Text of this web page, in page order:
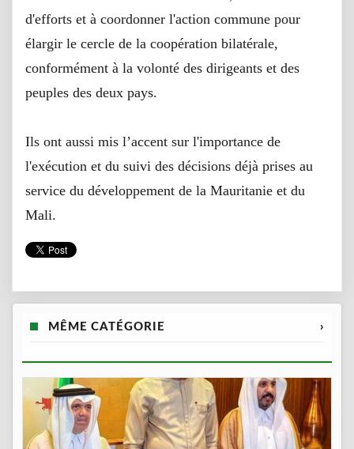
d'efforts et à coordonner l'action commune pour
élargir le cercle de la coopération bilatérale,
conformément à la volonté des dirigeants et des
peuples des deux pays.
Ils ont aussi mis l’accent sur l'importance de
l'exécution et du suivi des décisions déjà prises au
service du développement de la Mauritanie et du
Mali.
MÊME CATÉGORIE ›